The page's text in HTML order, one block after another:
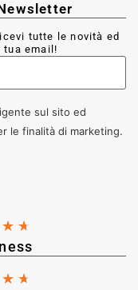
tutte le novità ed
email!
sul sito ed
le finalità di marketing.
★ ★
★ ★